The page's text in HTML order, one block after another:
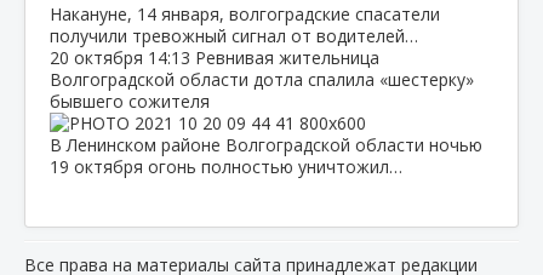
Накануне, 14 января, волгоградские спасатели
получили тревожный сигнал от водителей…
20 октября 14:13 Ревнивая жительница
Волгоградской области дотла спалила «шестерку»
бывшего сожителя
В Ленинском районе Волгоградской области ночью
19 октября огонь полностью уничтожил…
Все права на материалы сайта принадлежат редакции